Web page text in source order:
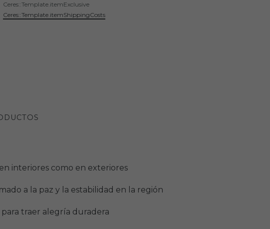
Ceres::Template.itemExclusive
Ceres::Template.itemShippingCosts
interiores como en exteriores
a la paz y la estabilidad en la región
para traer alegría duradera